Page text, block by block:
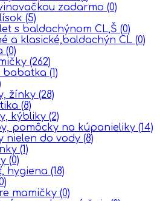
zadarmo (0)
(5)
s baldachýnom CL,Š (0)
a klasické,baldachýn CL (0)
(0)
(262)
babatka (1)
žínky (28)
(8)
kýbliky (2)
pomôcky na kúpanieliky (14)
nielen do vody (8)
(1)
(0)
hygiena (18)
mamičky (0)